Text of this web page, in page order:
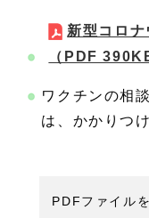
新型コロ
（PDF
ワクチンの相
は、かかりつ
PDFファイル